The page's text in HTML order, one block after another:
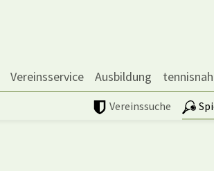
Vereinsservice Ausbildung
Vereinssuche